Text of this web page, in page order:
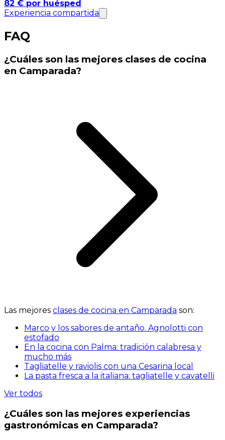
82 € por huésped
Experiencia compartida
FAQ
¿Cuáles son las mejores clases de cocina
en Camparada?
Las mejores clases de cocina en Camparada son:
Marco y los sabores de antaño. Agnolotti con
estofado
En la cocina con Palma: tradición calabresa y
mucho más
Tagliatelle y raviolis con una Cesarina local
La pasta fresca a la italiana: tagliatelle y cavatelli
Ver todos
¿Cuáles son las mejores experiencias
gastronómicas en Camparada?